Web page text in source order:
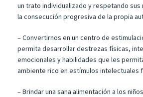
un trato individualizado y respetando
la consecución progresiva de la propia
– Convertirnos en un centro de
permita desarrollar destrezas físicas,
emocionales y habilidades que les
ambiente rico en estímulos intelectuales
– Brindar una sana alimentación a los